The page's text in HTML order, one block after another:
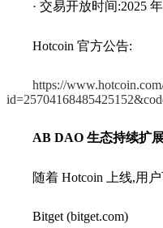
· 交易开放时间:2025
Hotcoin 官方公告:
https://
AB DAO 生态持续扩
随着 Hotcoin 上线,用
Bitget (bitget.com)